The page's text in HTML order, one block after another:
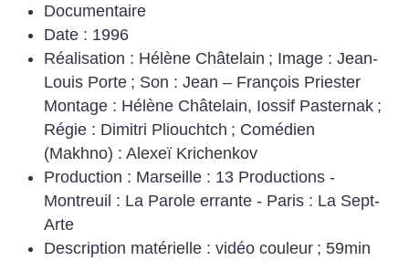
Documentaire
Date : 1996
Réalisation : Hélène Châtelain ; Image : Jean-
Louis Porte ; Son : Jean – François Priester
Montage : Hélène Châtelain, Iossif Pasternak ;
Régie : Dimitri Pliouchtch ; Comédien
(Makhno) : Alexeï Krichenkov
Production : Marseille : 13 Productions -
Montreuil : La Parole errante - Paris : La Sept-
Arte
Description matérielle : vidéo couleur ; 59min